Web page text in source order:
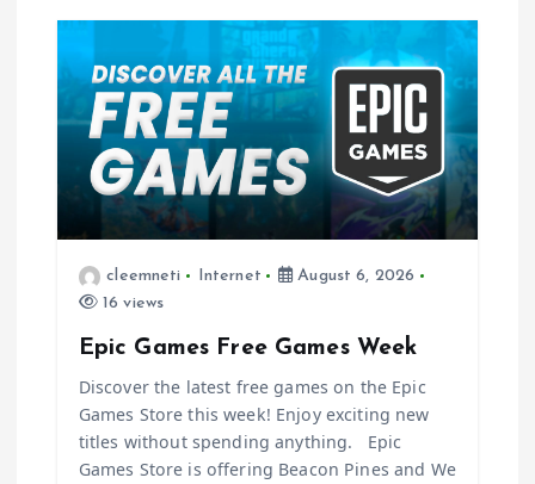
cleemneti Internet
August 6, 2026
16 views
Epic Games Free Games Week
Discover the latest free games on the Epic
Games Store this week! Enjoy exciting new
titles without spending anything. Epic
Games Store is offering Beacon Pines and We